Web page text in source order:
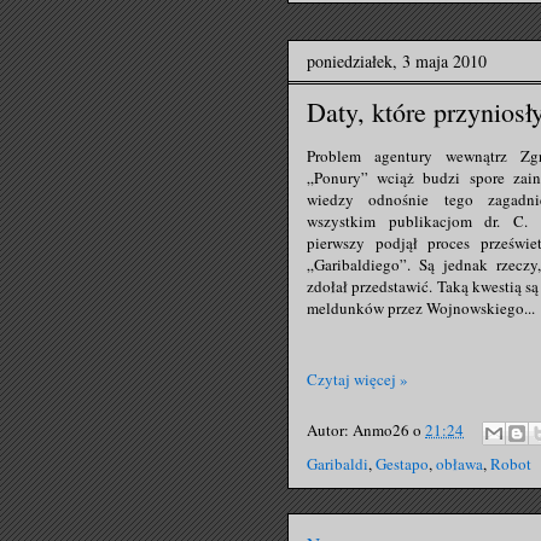
poniedziałek, 3 maja 2010
Daty, które
Problem agentury wewnątrz
„Ponury” wciąż budzi spore
wiedzy odnośnie tego
wszystkim publikacjom dr. C.
pierwszy podjął proces
„Garibaldiego”. Są jednak
zdołał przedstawić. Taką kwestią
meldunków przez Wojnowskiego...
Czytaj więcej »
Autor: Anmo26 o 21:24
Garibaldi,Gestapo,obława,Robot